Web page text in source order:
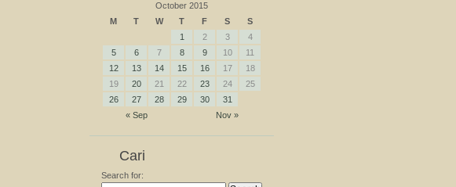
October 2015
M
T W T F S S
« Sep Nov »
1 2 3
4
5
6 7 8 9 10
11
12
13 14 15 16 17
18
19
20 21 22 23 24
25
26
27 28 29 30 31
Cari
Search for: